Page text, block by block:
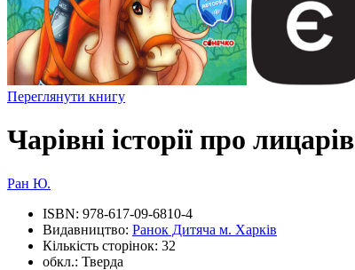
Переглянути книгу
Чарівні історії про лицарів
Ран Ю.
ISBN: 978-617-09-6810-4
Видавництво: Ранок Дитяча м. Харків
Кількість сторінок: 32
обкл.: Тверда